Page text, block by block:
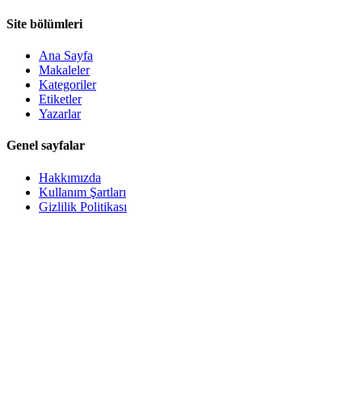
Site bölümleri
Ana Sayfa
Makaleler
Kategoriler
Etiketler
Yazarlar
Genel sayfalar
Hakkımızda
Kullanım Şartları
Gizlilik Politikası